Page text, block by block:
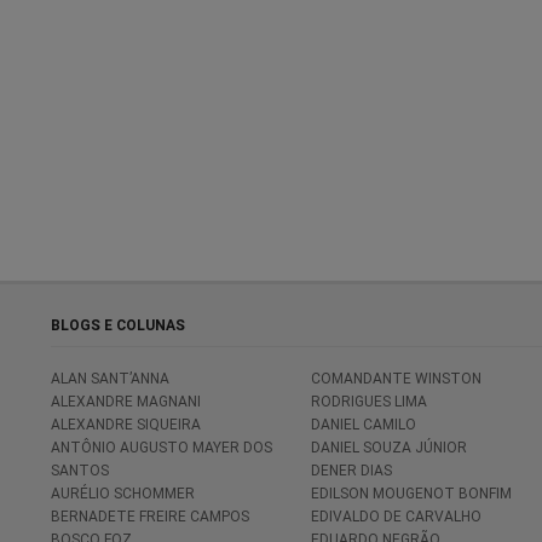
BLOGS E COLUNAS
ALAN SANT’ANNA
ALEXANDRE MAGNANI
ALEXANDRE SIQUEIRA
ANTÔNIO AUGUSTO MAYER DOS
SANTOS
AURÉLIO SCHOMMER
BERNADETE FREIRE CAMPOS
COMANDANTE WINSTON
RODRIGUES LIMA
DANIEL CAMILO
DANIEL SOUZA JÚNIOR
DENER DIAS
EDILSON MOUGENOT BONFIM
EDIVALDO DE CARVALHO